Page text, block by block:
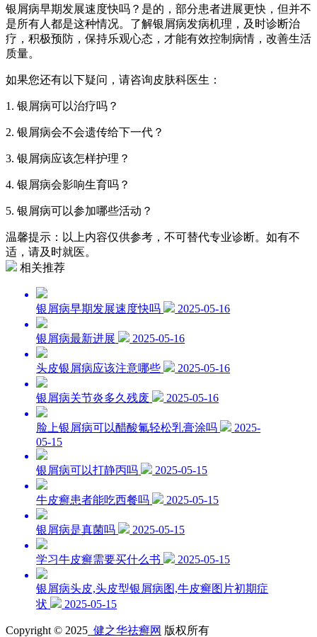
银屑病早期发展速度快吗？是的，部分患者进展更快，但并不
是所有人都是这种情况。了解银屑病发病机理，及时诊断治
疗，积极预防，保持乐观心态，才能有效控制病情，改善生活
质量。
如果您还有以下疑问，请咨询皮肤科医生：
1. 银屑病可以治疗吗？
2. 银屑病会不会遗传给下一代？
3. 银屑病应该怎样护理？
4. 银屑病会影响生育吗？
5. 银屑病可以参加哪些活动？
温馨提示：以上内容仅供参考，不可替代专业诊断。如有不
适，请及时就医。
相关推荐
银屑病早期发展速度快吗 2025-05-16
银屑病最新进展 2025-05-16
头皮银屑病应该注意哪些 2025-05-16
银屑病关节炎多久残废 2025-05-16
脸上银屑病可以醋酸氟轻松乳膏涂吗
2025-
05-15
银屑病可以打静丙吗 2025-05-15
牛皮癣患者能吃西餐吗 2025-05-15
银屑病是真菌吗 2025-05-15
学习牛皮癣需要买什么书 2025-05-15
银屑病头皮,头皮型银屑病图,牛皮癣图片初期症
状
2025-05-15
Copyright © 2025 健之华祛癣网 版权所有